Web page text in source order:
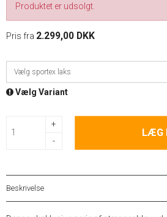
Produktet er udsolgt.
Pris fra 2.299,00 DKK
Vælg sportex laks
Vælg Variant
-
+
LÆG
Beskrivelse